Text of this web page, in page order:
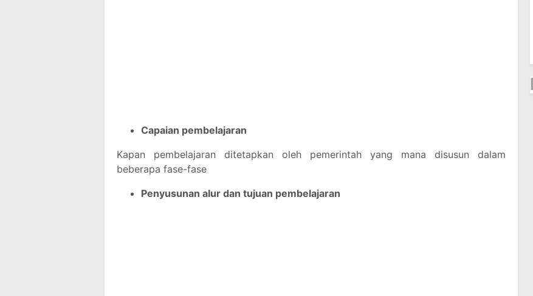
Capaian pembelajaran
Kapan pembelajaran ditetapkan oleh pemerintah yang mana disusun dalam
beberapa fase-fase
Penyusunan alur dan tujuan pembelajaran